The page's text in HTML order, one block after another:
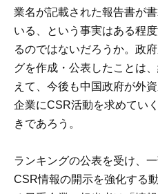
業名が記載された報告書が
いる、という事実はある程
るのではないだろうか。政
グを作成・公表したことは
えて、今後も中国政府が外
企業にCSR活動を求めてい
きであろう。
ランキングの公表を受け、
CSR情報の開示を強化する